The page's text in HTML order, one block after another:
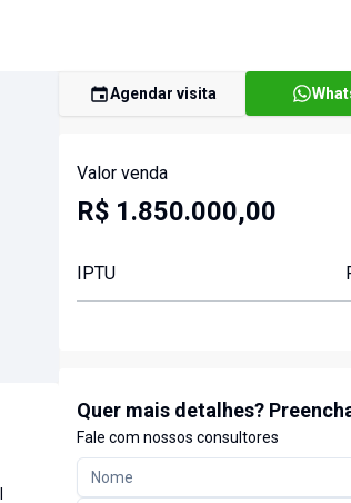
Agendar visita
Valor venda
R$ 1.850.000,00
IPTU
Quer mais detalhes?
Fale com nossos consultores